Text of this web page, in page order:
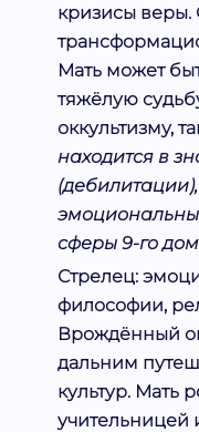
кризисы
Мать может
тяжёлую
оккультизму,
находится в
сферы 9-го
Стрелец:
философии,
Врождённый
дальним
культур. Мать
учительницей